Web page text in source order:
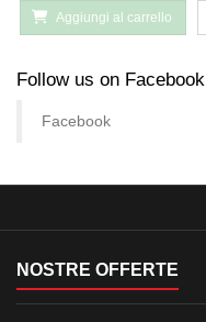
Aggiungi al carrello
Follow us on Facebook
Facebook
NOSTRE OFFERTE